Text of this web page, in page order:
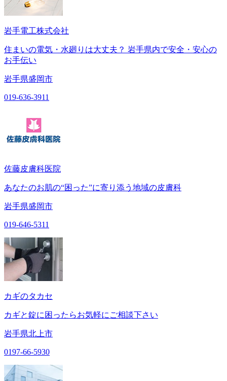
岩手電工株式会社
住まいの電気・水廻りは大丈夫？ 岩手県内で安全・安心の
お手伝い
岩手県盛岡市
019-636-3911
佐藤皮膚科医院
あなたのお肌の“困った”に寄り添う地域の皮膚科
岩手県盛岡市
019-646-5311
カギのタカセ
カギと錠に困ったらお気軽にご相談下さい
岩手県北上市
0197-66-5930